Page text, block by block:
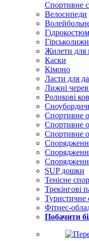
Спортивне
Велосипеди
Жилети для
Каски
Кімоно
Ласти для
Лижні
Роликові
Спортивне
Спортивне
Спортивне
SUP дошки
Тенісне
Трекінгові
Туристичне
Фітнес-
Побачити